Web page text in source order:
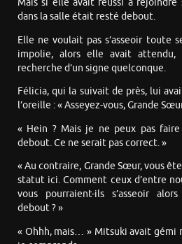
Mais si elle avait réussi à
dans la salle était resté debout.
Elle ne voulait pas s’asseoir toute
impolie, alors elle avait
recherche d’un signe quelconque.
Félicia, qui la suivait de près, lui
l’oreille : « Asseyez-vous, Grande
« Hein ? Mais je ne peux pas
debout. Ce ne serait pas correct. »
« Au contraire, Grande Sœur, vous
statut ici. Comment ceux d’entre
vous pourraient-ils s’asseoir
debout ? »
« Ohhh, mais… » Mitsuki avait gémi